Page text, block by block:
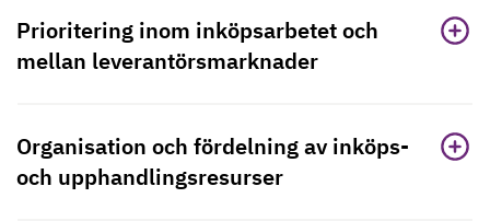
Prioritering inom inköpsarbetet och
mellan leverantörsmarknader
Organisation och fördelning av inköps-
och upphandlingsresurser